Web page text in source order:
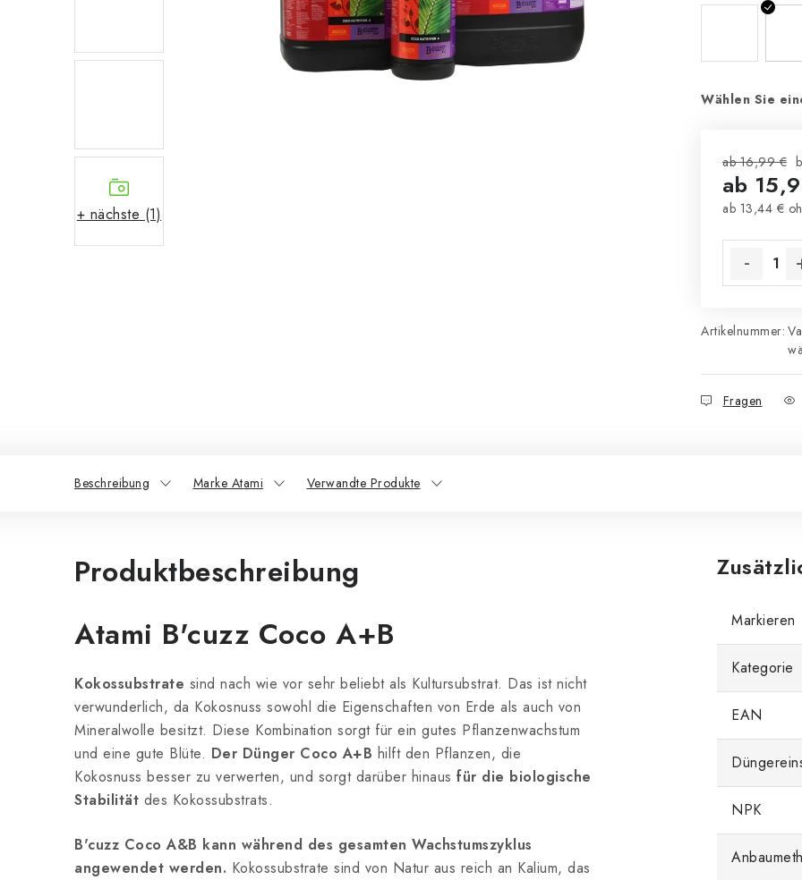
+ nächste (1)
Wählen Sie
ab 16,99 €
ab
ab 13,44 €
Artikelnummer:
Fragen
Beschreibung Marke Atami Verwandte Produkte
Produktbeschreibung
Atami B'cuzz Coco A+B
Kokossubstrate sind nach wie vor sehr beliebt als Kultursubstrat. Das ist nicht
verwunderlich, da Kokosnuss sowohl die Eigenschaften von Erde als auch von
Mineralwolle besitzt. Diese Kombination sorgt für ein gutes Pflanzenwachstum
und eine gute Blüte. Der Dünger Coco A+B hilft den Pflanzen, die
Kokosnuss besser zu verwerten, und sorgt darüber hinaus für die biologische
Stabilität des Kokossubstrats.
B'cuzz Coco A&B kann während des gesamten Wachstumszyklus
angewendet werden. Kokossubstrate sind von Natur aus reich an Kalium, das
Markieren
Kategorie
EAN
NPK